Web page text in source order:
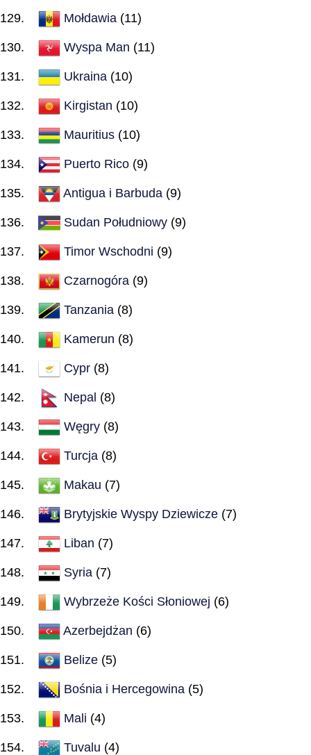
Mołdawia (11)
Wyspa Man (11)
Ukraina (10)
Kirgistan (10)
Mauritius (10)
Puerto Rico (9)
Antigua i Barbuda (9)
Sudan Południowy (9)
Timor Wschodni (9)
Czarnogóra (9)
Tanzania (8)
Kamerun (8)
Cypr (8)
Nepal (8)
Węgry (8)
Turcja (8)
Makau (7)
Brytyjskie Wyspy Dziewicze (7)
Liban (7)
Syria (7)
Wybrzeże Kości Słoniowej (6)
Azerbejdżan (6)
Belize (5)
Bośnia i Hercegowina (5)
Mali (4)
Tuvalu (4)